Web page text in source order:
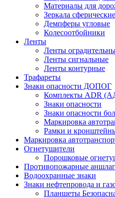
Материалы для
Зеркала сферические
Демпферы угловые
Колесоотбойники
Ленты
Ленты
Ленты сигнальные
Ленты контурные
Трафареты
Знаки опасности ДОПОГ
Комплекты ADR
Знаки опасности
Знаки опасности
Маркировка
Рамки и
Маркировка
Огнетушители
Порошковые
Противопожарные
Водоохранные знаки
Знаки нефтепровода и
Планшеты